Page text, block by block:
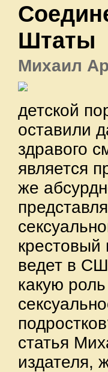
Штаты
Михаил
детской
оставили
здравого
является
же
крестовый
ведет в
какую
статья
издателя,